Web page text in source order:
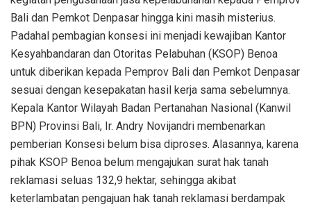
Bali dan Pemkot Denpasar hingga kini masih misterius.
Padahal pembagian konsesi ini menjadi kewajiban Kantor
Kesyahbandaran dan Otoritas Pelabuhan (KSOP) Benoa
untuk diberikan kepada Pemprov Bali dan Pemkot Denpasar
sesuai dengan kesepakatan hasil kerja sama sebelumnya.
Kepala Kantor Wilayah Badan Pertanahan Nasional (Kanwil
BPN) Provinsi Bali, Ir. Andry Novijandri membenarkan
pemberian Konsesi belum bisa diproses. Alasannya, karena
pihak KSOP Benoa belum mengajukan surat hak tanah
reklamasi seluas 132,9 hektar, sehingga akibat
keterlambatan pengajuan hak tanah reklamasi berdampak